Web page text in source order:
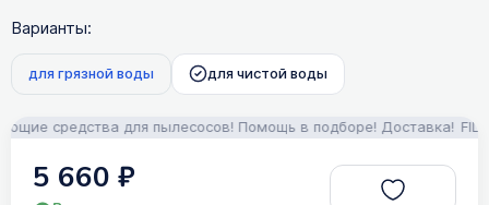
Варианты:
для грязной воды для чистой воды
средства для пылесосов! Помощь в подборе! Доставка!
5 660 ₽